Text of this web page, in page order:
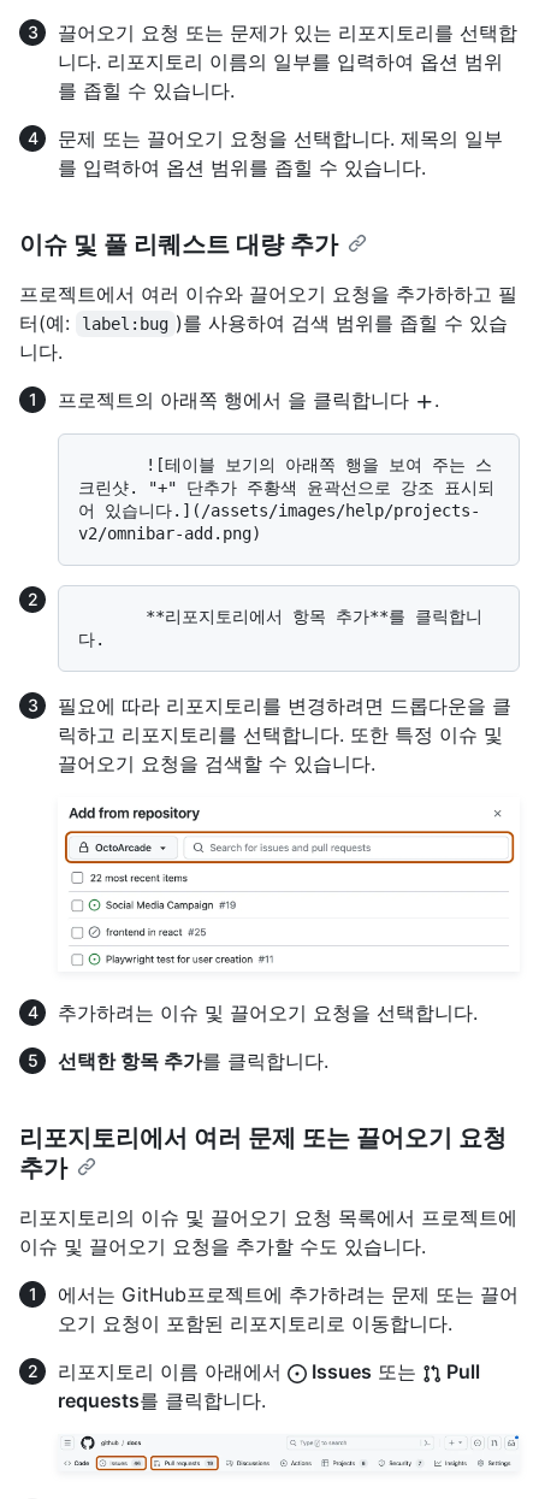
끌어오기 요청 또는 문제가 있는 리포지토리를 선택합
니다. 리포지토리 이름의 일부를 입력하여 옵션 범위
를 좁힐 수 있습니다.
문제 또는 끌어오기 요청을 선택합니다. 제목의 일부
를 입력하여 옵션 범위를 좁힐 수 있습니다.
이슈 및 풀 리퀘스트 대량 추가
프로젝트에서 여러 이슈와 끌어오기 요청을 추가하하고 필
터(예:
label:bug )를 사용하여 검색 범위를 좁힐 수 있습
니다.
프로젝트의 아래쪽 행에서 을 클릭합니다
.
크린샷. "+" 단추가 주황색 윤곽선으로 강조 표시되
어 있습니다.](/assets/images/help/projects-
필요에 따라 리포지토리를 변경하려면 드롭다운을 클
릭하고 리포지토리를 선택합니다. 또한 특정 이슈 및
끌어오기 요청을 검색할 수 있습니다.
추가하려는 이슈 및 끌어오기 요청을 선택합니다.
선택한 항목 추가를 클릭합니다.
리포지토리에서 여러 문제 또는 끌어오기 요청
추가
리포지토리의 이슈 및 끌어오기 요청 목록에서 프로젝트에
이슈 및 끌어오기 요청을 추가할 수도 있습니다.
에서는 GitHub프로젝트에 추가하려는 문제 또는 끌어
오기 요청이 포함된 리포지토리로 이동합니다.
리포지토리 이름 아래에서
Issues 또는
Pull
requests를 클릭합니다.